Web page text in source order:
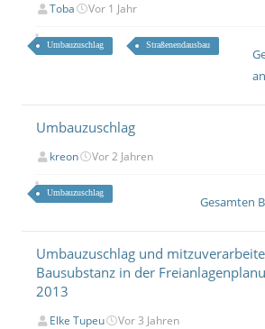
Toba Vor 1 Jahr
Umbauzuschlag Straßenendausbau
Umbauzuschlag
kreon Vor 2 Jahren
Umbauzuschlag
Gesamten
Umbauzuschlag und
Bausubstanz in der
2013
Elke Tupeu Vor 3 Jahren